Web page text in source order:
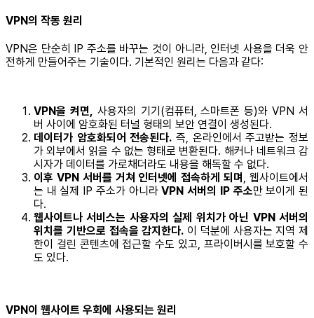
VPN의 작동 원리
VPN은 단순히 IP 주소를 바꾸는 것이 아니라, 인터넷 사용을 더욱 안
전하게 만들어주는 기술이다. 기본적인 원리는 다음과 같다:
VPN을 켜면, 사용자의 기기(컴퓨터, 스마트폰 등)와 VPN 서
버 사이에 암호화된 터널 형태의 보안 연결이 생성된다.
데이터가 암호화되어 전송된다. 즉, 온라인에서 주고받는 정보
가 외부에서 읽을 수 없는 형태로 변환된다. 해커나 네트워크 감
시자가 데이터를 가로채더라도 내용을 해독할 수 없다.
이후 VPN 서버를 거쳐 인터넷에 접속하게 되며 , 웹사이트에서
는 내 실제 IP 주소가 아니라VPN 서버의 IP 주소만 보이게 된
다.
웹사이트나 서비스는 사용자의 실제 위치가 아닌 VPN 서버의
위치를 기반으로 접속을 감지한다. 이 덕분에 사용자는 지역 제
한이 걸린 콘텐츠에 접근할 수도 있고, 프라이버시를 보호할 수
도 있다.
VPN이 웹사이트 우회에 사용되는 원리